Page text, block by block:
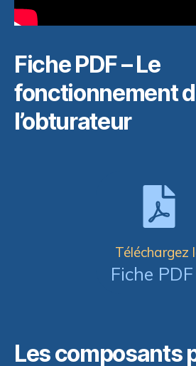
Fiche PDF – Le
fonctionnement
l’obturateur
Téléchargez
Fiche PDF
Les composants